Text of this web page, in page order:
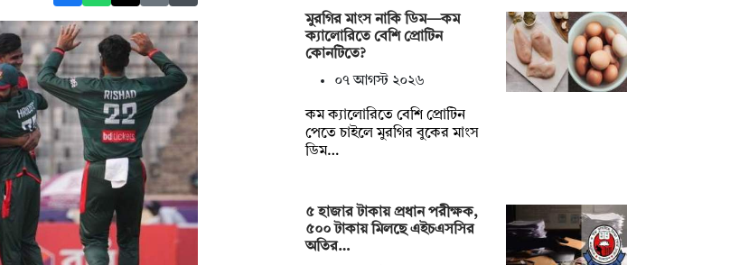
মুরগির মাংস নাকি ডিম—কম
ক্যালোরিতে বেশি প্রোটিন
কোনটিতে?
০৭ আগস্ট ২০২৬
কম ক্যালোরিতে বেশি প্রোটিন
পেতে চাইলে মুরগির বুকের মাংস
ডিম…
৫ হাজার টাকায় প্রধান পরীক্ষক,
৫০০ টাকায় মিলছে এইচএসসির
অতির…